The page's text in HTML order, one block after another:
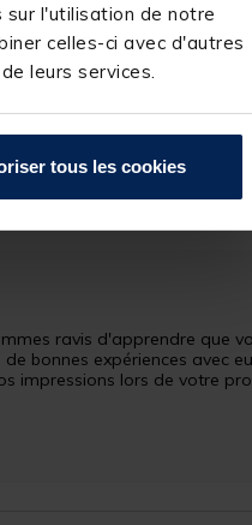
l'utilisation de notre
celles-ci avec d'autres
leurs services.
tous les cookies
années précédentes
Martin R.
ravis d'apprendre que
bonnes expériences avec
impressions lors de votre